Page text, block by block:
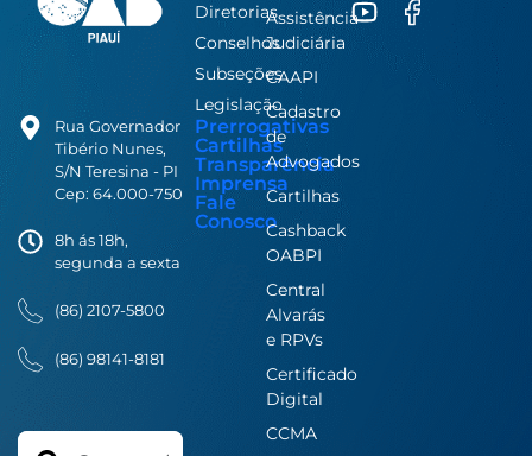
Rua Governador
Tibério Nunes,
S/N Teresina - PI
Cep: 64.000-750
8h ás 18h,
segunda a sexta
(86) 2107-5800
(86) 98141-8181
Search
Diretorias
Conselhos
Subseções
Legislação
Prerrogativas
Cartilhas
Transparência
Imprensa
Fale
Conosco
Assistência
Judiciária
CAAPI
Cadastro
de
Advogados
Cartilhas
Cashback
OABPI
Central
Alvarás
e RPVs
Certificado
Digital
CCMA